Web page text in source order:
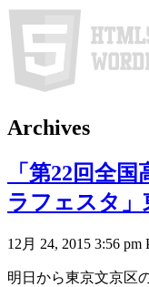
Archives
「第22回全
ラフェスタ」
12月 24, 2015 3:56 pm
明日から東京文京区